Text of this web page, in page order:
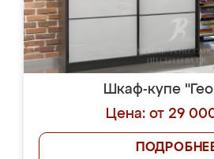
Шкаф-купе
Цена: от 29